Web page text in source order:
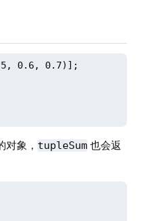
0.6, 0.7)];
对象， tupleSum也会返